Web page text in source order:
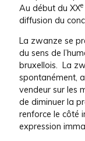
Au début du XXe
diffusion du
La zwanze se
du sens de
bruxellois. La
spontanément,
vendeur sur les
de diminuer la
renforce le côté
expression